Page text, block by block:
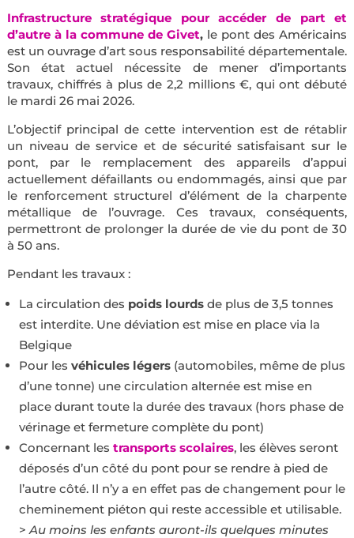
Infrastructure stratégique pour accéder de part et
d’autre à la commune de Givet, le pont des Américains
est un ouvrage d’art sous responsabilité départementale.
Son état actuel nécessite de mener d’importants
travaux, chiffrés à plus de 2,2 millions €, qui ont débuté
le mardi 26 mai 2026.
L’objectif principal de cette intervention est de rétablir
un niveau de service et de sécurité satisfaisant sur le
pont, par le remplacement des appareils d’appui
actuellement défaillants ou endommagés, ainsi que par
le renforcement structurel d’élément de la charpente
métallique de l’ouvrage. Ces travaux, conséquents,
permettront de prolonger la durée de vie du pont de 30
à 50 ans.
Pendant les travaux :
La circulation des poids lourdsde plus de 3,5 tonnes
est interdite. Une déviation est mise en place via la
Belgique
Pour les véhicules légers(automobiles, même de plus
d’une tonne) une circulation alternée est mise en
place durant toute la durée des travaux (hors phase de
vérinage et fermeture complète du pont)
Concernant les transports scolaires, les élèves seront
déposés d’un côté du pont pour se rendre à pied de
l’autre côté. Il n’y a en effet pas de changement pour le
cheminement piéton qui reste accessible et utilisable.
>Au moins les enfants auront-ils quelques minutes